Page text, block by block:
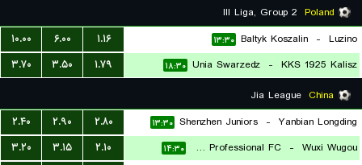
۱۶:۳۰Poland
Luzino
-
Baltyk Koszalin ۱۳:۳۰ ۱.۱۶ ۶.۰۰
۱۰.۰۰
KKS 1925 Kalisz
-
Unia Swarzedz ۱۸:۳۰ ۱.۷۹ ۳.۵۰
۳.۷۰
China
Yanbian Longding
-
Shenzhen Juniors ۱۳:۳۰ ۲.۸۰ ۲.۹۰
۲.۴۰
Wuxi Wugou
-
Shanghai Jiading Huilong Ningbo Professional FC ۱۴:۳۰ ۲.۱۰ ۳.۱۵
۳.۲۰